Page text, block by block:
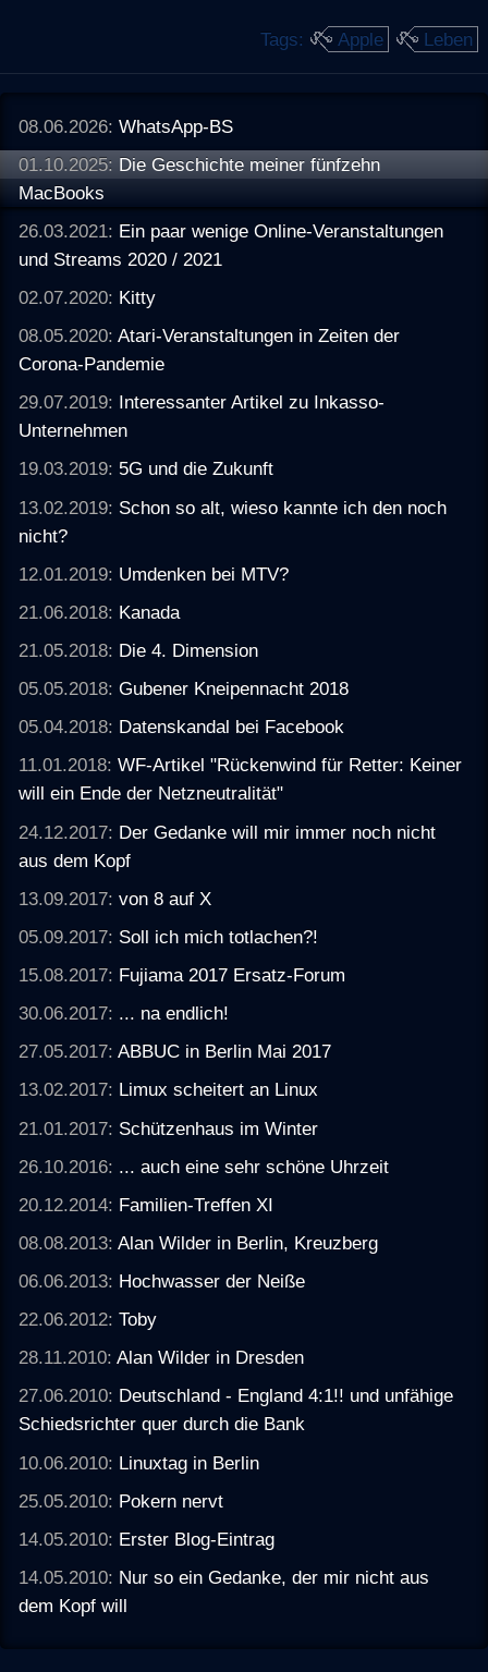
Tags: Apple Leben
08.06.2026:WhatsApp-BS
01.10.2025: Die Geschichte meiner fünfzehn
MacBooks
26.03.2021: Ein paar wenige Online-Veranstaltungen
und Streams 2020 / 2021
02.07.2020: Kitty
08.05.2020:Atari-Veranstaltungen in Zeiten der
Corona-Pandemie
29.07.2019: Interessanter Artikel zu Inkasso-
Unternehmen
19.03.2019: 5G und die Zukunft
13.02.2019: Schon so alt, wieso kannte ich den noch
nicht?
12.01.2019: Umdenken bei MTV?
21.06.2018: Kanada
21.05.2018: Die 4. Dimension
05.05.2018:Gubener Kneipennacht 2018
05.04.2018: Datenskandal bei Facebook
11.01.2018:WF-Artikel "Rückenwind für Retter: Keiner
will ein Ende der Netzneutralität"
24.12.2017: Der Gedanke will mir immer noch nicht
aus dem Kopf
13.09.2017:von 8 auf X
05.09.2017: Soll ich mich totlachen?!
15.08.2017: Fujiama 2017 Ersatz-Forum
30.06.2017: ... na endlich!
27.05.2017:ABBUC in Berlin Mai 2017
13.02.2017: Limux scheitert an Linux
21.01.2017: Schützenhaus im Winter
26.10.2016: ... auch eine sehr schöne Uhrzeit
20.12.2014: Familien-Treffen XI
08.08.2013:Alan Wilder in Berlin, Kreuzberg
06.06.2013: Hochwasser der Neiße
22.06.2012:Toby
28.11.2010:Alan Wilder in Dresden
27.06.2010: Deutschland - England 4:1!! und unfähige
Schiedsrichter quer durch die Bank
10.06.2010: Linuxtag in Berlin
25.05.2010: Pokern nervt
14.05.2010: Erster Blog-Eintrag
14.05.2010: Nur so ein Gedanke, der mir nicht aus
dem Kopf will